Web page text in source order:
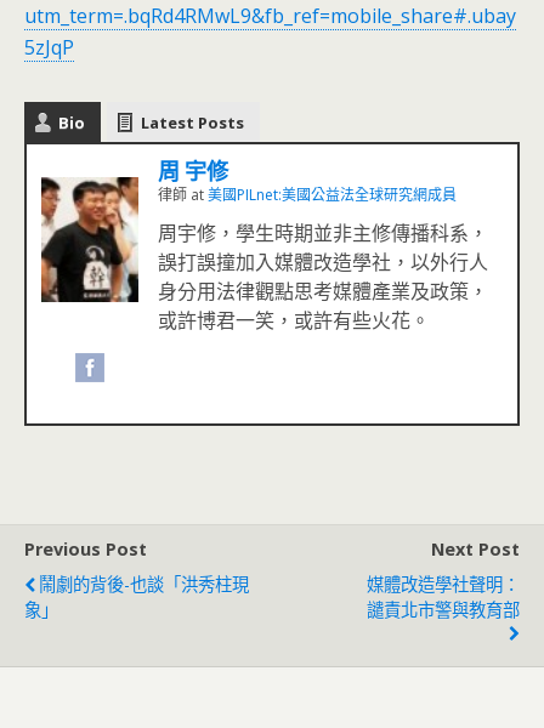
utm_term=.bqRd4RMwL9&fb_ref=mobile_share#.ubay
5zJqP
Bio Latest Posts
周 宇修
律師 at美國PILnet:美國公益法全球研究網成員
周宇修，學生時期並非主修傳播科系，
誤打誤撞加入媒體改造學社，以外行人
身分用法律觀點思考媒體產業及政策，
或許博君一笑，或許有些火花。
Previous Post
鬧劇的背後-也談「洪秀柱現
象」
Next Post
媒體改造學社聲明：
譴責北市警與教育部